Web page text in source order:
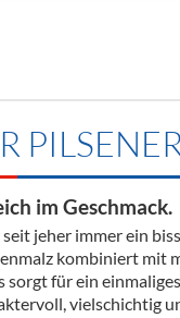
- Die Neue Art des
Öle &
Kaffee
Barzubehör
im Geschmack.
jeher immer ein
kombiniert mit
sorgt für ein
vielschichtig